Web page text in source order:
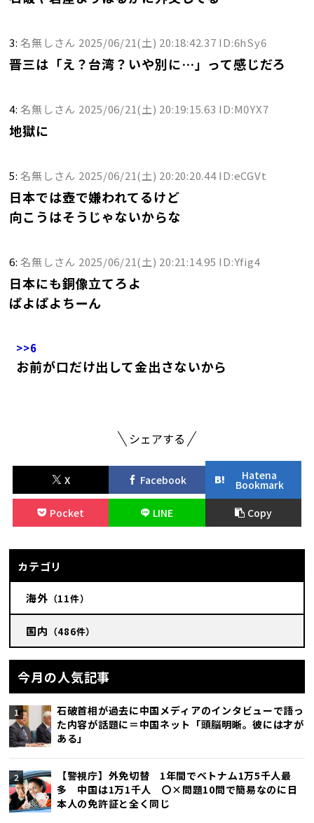
3:名無しさん 2025/06/21(土) 20:18:42.37 ID:6hSy6
晋三は「え？台湾？いや別に…」って感じだろ
4:名無しさん 2025/06/21(土) 20:19:15.63 ID:M0YX7
地獄に
5:名無しさん 2025/06/21(土) 20:20:20.44 ID:eCGVt
日本では壺で嫌われてるけど
向こうはそうじゃないからな
6:名無しさん 2025/06/21(土) 20:21:14.95 ID:Yfig4
日本にも銅像立てろよ
ぱよぱよちーん
>>6
お前が口だけ出して金出さないから
シェアする
X Facebook Hatena
Bookmark
Pocket
LINE Copy
カテゴリ
海外 （11件）
国内 （486件）
今月の人気記事
石破首相が過去に中国メディアのインタビューで語っ
た内容が話題に＝中国ネット「頭脳明晰。彼には才が
ある」
【警視庁】外免切替 1年間でベトナム1万5千人最
多 中国は1万1千人 〇×問題10問で簡易なのに日
本人の免許証と全く同じ